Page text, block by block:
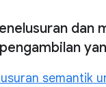
dan
semantik